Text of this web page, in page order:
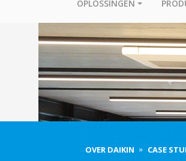
OPLOSSINGEN
OVER DAIKIN CASE